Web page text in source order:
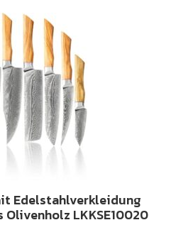
Edelstahlverkleidung
Olivenholz LKKSE10020